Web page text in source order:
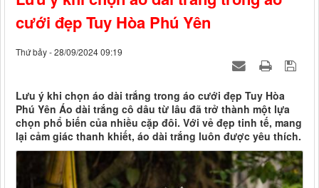
cưới đẹp Tuy Hòa Phú Yên
Thứ bảy - 28/09/2024 09:19
Lưu ý khi chọn áo dài trắng trong áo cưới đẹp Tuy Hòa
Phú Yên Áo dài trắng cô dâu từ lâu đã trở thành một lựa
chọn phổ biến của nhiều cặp đôi. Với vẻ đẹp tinh tế, mang
lại cảm giác thanh khiết, áo dài trắng luôn được yêu thích.